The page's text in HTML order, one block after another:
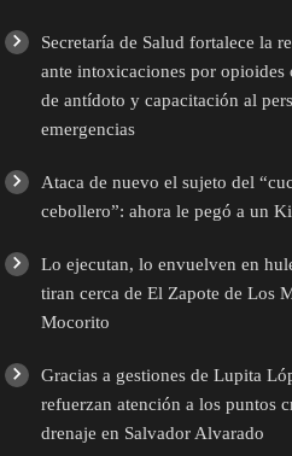
Secretaría de Salud fortalece la
ante intoxicaciones por opioides
de antídoto y capacitación al
emergencias
Ataca de nuevo el sujeto del
cebollero”: ahora le pegó a un
Lo ejecutan, lo envuelven en
tiran cerca de El Zapote de Los
Mocorito
Gracias a gestiones de Lupita
refuerzan atención a los puntos
drenaje en Salvador Alvarado